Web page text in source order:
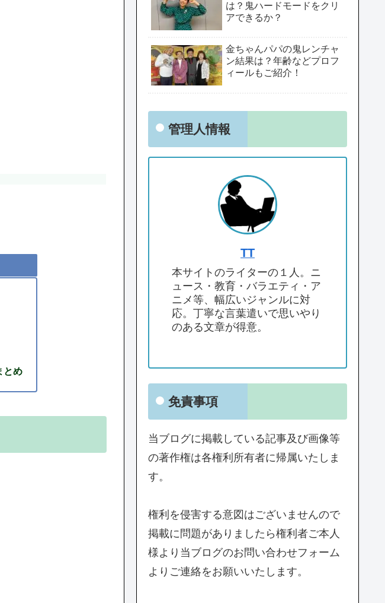
とめ
は？鬼ハードモードをクリ
アできるか？
金ちゃんパパの鬼レンチャ
ン結果は？年齢などプロフ
ィールもご紹介！
管理人情報
TT
本サイトのライターの１人。ニ
ュース・教育・バラエティ・ア
ニメ等、幅広いジャンルに対
応。丁寧な言葉遣いで思いやり
のある文章が得意。
免責事項
当ブログに掲載している記事及び画像等
の著作権は各権利所有者に帰属いたしま
す。
権利を侵害する意図はございませんので
掲載に問題がありましたら権利者ご本人
様より当ブログのお問い合わせフォーム
よりご連絡をお願いいたします。